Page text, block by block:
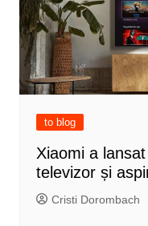
to blog
Xiaomi a
televizor și
Cristi Dorombach